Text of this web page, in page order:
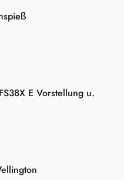
E Vorstellung u.